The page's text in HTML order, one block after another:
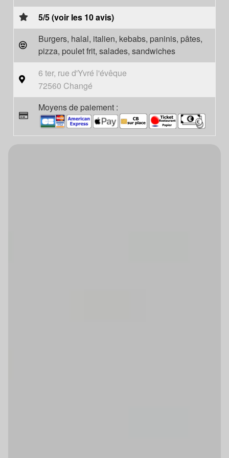
5/5 (voir les 10 avis)
Burgers, halal, italien, kebabs, paninis, pâtes,
pizza, poulet frit, salades, sandwiches
6 ter, rue d'Yvré l'évêque
72560 Changé
Moyens de paiement :